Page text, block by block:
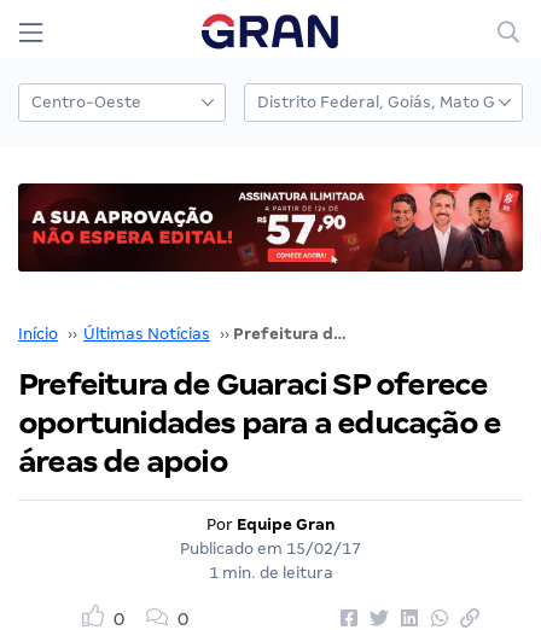
Início ›› Últimas Notícias ›› Prefeitura de Guaraci SP oferece oportunidades para a educação e áreas de apoio
Prefeitura de Guaraci SP oferece
oportunidades para a educação e
áreas de apoio
Por Equipe Gran
Publicado em 15/02/17
1 min. de leitura
0 0